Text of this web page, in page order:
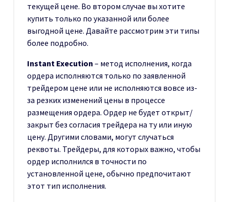
текущей цене. Во втором случае вы хотите
купить только по указанной или более
выгодной цене. Давайте рассмотрим эти типы
более подробно.
Instant Execution – метод исполнения, когда
ордера исполняются только по заявленной
трейдером цене или не исполняются вовсе из-
за резких изменений цены в процессе
размещения ордера. Ордер не будет открыт/
закрыт без согласия трейдера на ту или иную
цену. Другими словами, могут случаться
реквоты. Трейдеры, для которых важно, чтобы
ордер исполнился в точности по
установленной цене, обычно предпочитают
этот тип исполнения.